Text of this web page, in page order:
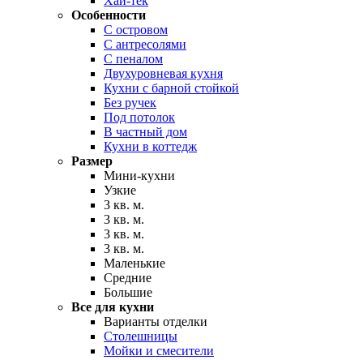
Особенности
С островом
С антресолями
С пеналом
Двухуровневая кухня
Кухни с барной стойкой
Без ручек
Под потолок
В частный дом
Кухни в коттедж
Размер
Мини-кухни
Узкие
3 кв. м.
3 кв. м.
3 кв. м.
3 кв. м.
Маленькие
Средние
Большие
Все для кухни
Варианты отделки
Столешницы
Мойки и смесители